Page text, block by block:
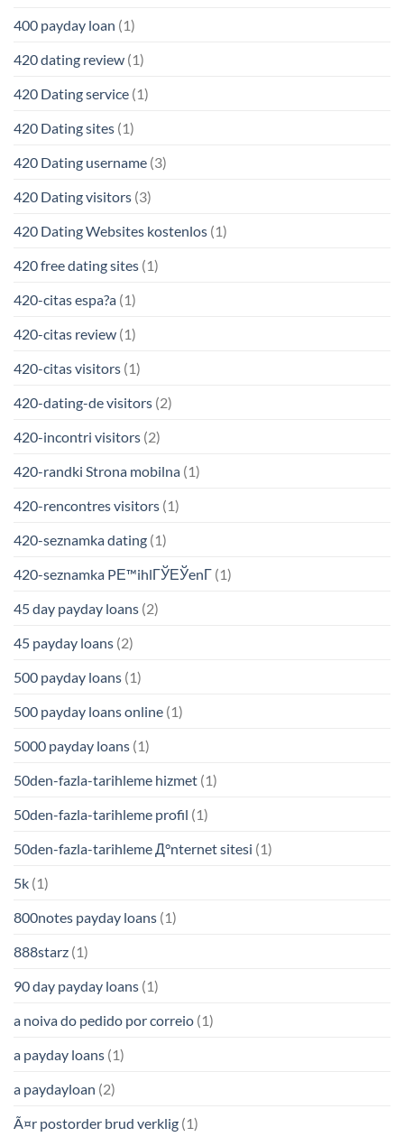
400 payday loan (1)
420 dating review (1)
420 Dating service (1)
420 Dating sites (1)
420 Dating username (3)
420 Dating visitors (3)
420 Dating Websites kostenlos (1)
420 free dating sites (1)
420-citas espa?a (1)
420-citas review (1)
420-citas visitors (1)
420-dating-de visitors (2)
420-incontri visitors (2)
420-randki Strona mobilna (1)
420-rencontres visitors (1)
420-seznamka dating (1)
420-seznamka PЕ™ihlГЎЕЎenГ­ (1)
45 day payday loans (2)
45 payday loans (2)
500 payday loans (1)
500 payday loans online (1)
5000 payday loans (1)
50den-fazla-tarihleme hizmet (1)
50den-fazla-tarihleme profil (1)
50den-fazla-tarihleme Д°nternet sitesi (1)
5k (1)
800notes payday loans (1)
888starz (1)
90 day payday loans (1)
a noiva do pedido por correio (1)
a payday loans (1)
a paydayloan (2)
Ã¤r postorder brud verklig (1)